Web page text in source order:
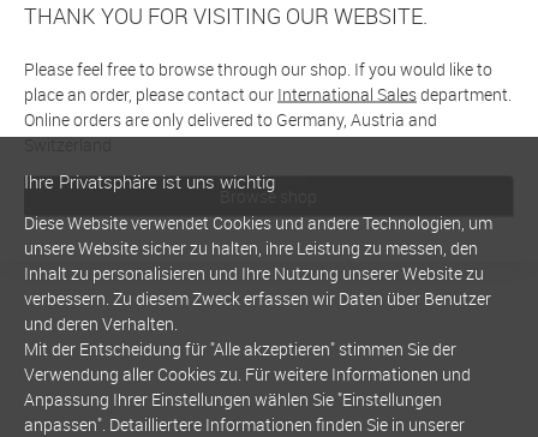
THANK YOU FOR VISITING OUR WEBSITE.
Please feel free to browse through our shop. If you would like to
place an order, please contact our International Salesdepartment.
Online orders are only delivered to Germany, Austria and
Switzerland
Browse shop
Ihre Privatsphäre ist uns wichtig
Diese Website verwendet Cookies und andere Technologien, um
unsere Website sicher zu halten, ihre Leistung zu messen, den
Inhalt zu personalisieren und Ihre Nutzung unserer Website zu
verbessern. Zu diesem Zweck erfassen wir Daten über Benutzer
und deren Verhalten.
Mit der Entscheidung für "Alle akzeptieren" stimmen Sie der
Verwendung aller Cookies zu. Für weitere Informationen und
Anpassung Ihrer Einstellungen wählen Sie "Einstellungen
anpassen". Detailliertere Informationen finden Sie in unserer